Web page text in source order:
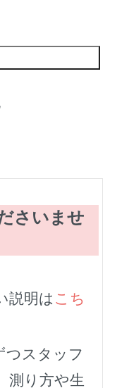
さいませ
説明は こち
つスタッフ
測り方や生